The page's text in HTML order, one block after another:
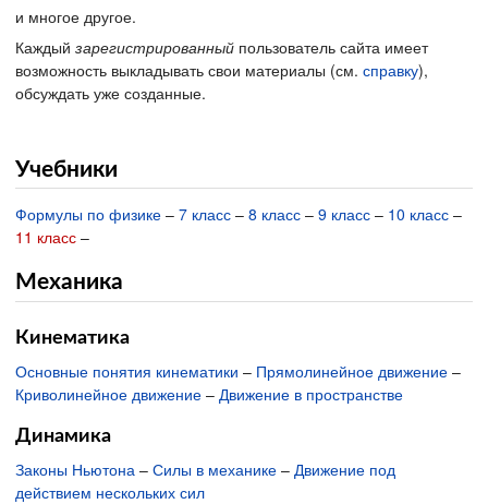
и многое другое.
Каждый зарегистрированный пользователь сайта имеет
возможность выкладывать свои материалы (см. справку),
обсуждать уже созданные.
Учебники
Формулы по физике – 7 класс – 8 класс – 9 класс – 10 класс –
11 класс –
Механика
Кинематика
Основные понятия кинематики – Прямолинейное движение –
Криволинейное движение – Движение в пространстве
Динамика
Законы Ньютона – Силы в механике – Движение под
действием нескольких сил